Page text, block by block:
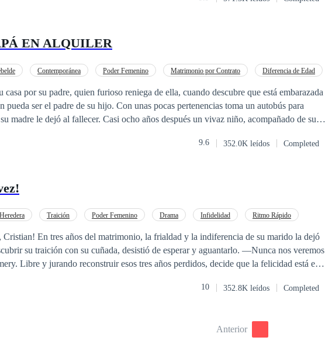
que quedó paralítico y es conocido por ser muy cruel. — ¡Debes casarte con él por
seguir en el hospital. —¡Madre, está bien, aceptó casarme con Lucien Gray! Aria
EN ALQUILER
Contemporánea Poder Femenino Matrimonio por Contrato
Diferencia de Edad
casa por su padre, quien furioso reniega de ella, cuando descubre que está embarazada
pueda ser el padre de su hijo. Con unas pocas pertenencias toma un autobús para
madre le dejó al fallecer. Casi ocho años después un vivaz niño, acompañado de su
elegante y se nota que es rico. –Señor, ¿tiene un momento? –¿Qué
9.6 352.0K leídos Completed
Traición Poder Femenino Drama Infidelidad
Ritmo Rápido
En tres años del matrimonio, la frialdad y la indiferencia de su marido la dejó
su traición con su cuñada, desistió de esperar y aguantarlo. —Nunca nos veremos
Libre y jurando reconstruir esos tres años perdidos, decide que la felicidad está en
mi esposa. — Sr. Montgomery ya nos hemos divorciado, a partir de este momento
10 352.8K leídos Completed
Anterior